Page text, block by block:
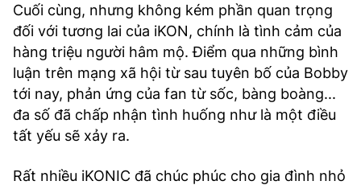
Cuối cùng, nhưng không kém phần quan trọng
đối với tương lai của iKON, chính là tình cảm của
hàng triệu người hâm mộ. Điểm qua những bình
luận trên mạng xã hội từ sau tuyên bố của Bobby
tới nay, phản ứng của fan từ sốc, bàng boàng...
đa số đã chấp nhận tình huống như là một điều
tất yếu sẽ xảy ra.
Rất nhiều iKONIC đã chúc phúc cho gia đình nhỏ